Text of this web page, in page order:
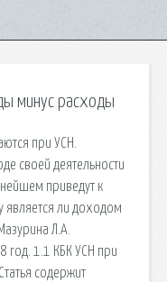
минус расходы
при УСН.
своей деятельности
приведут к
является ли доходом
Л.А.
год. 1.1 КБК УСН при
содержит